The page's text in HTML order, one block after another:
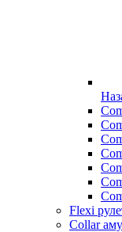
Flexi
Collar